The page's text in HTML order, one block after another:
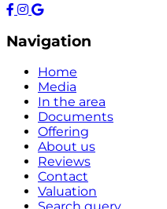
Navigation
Home
Media
In the area
Documents
Offering
About us
Reviews
Contact
Valuation